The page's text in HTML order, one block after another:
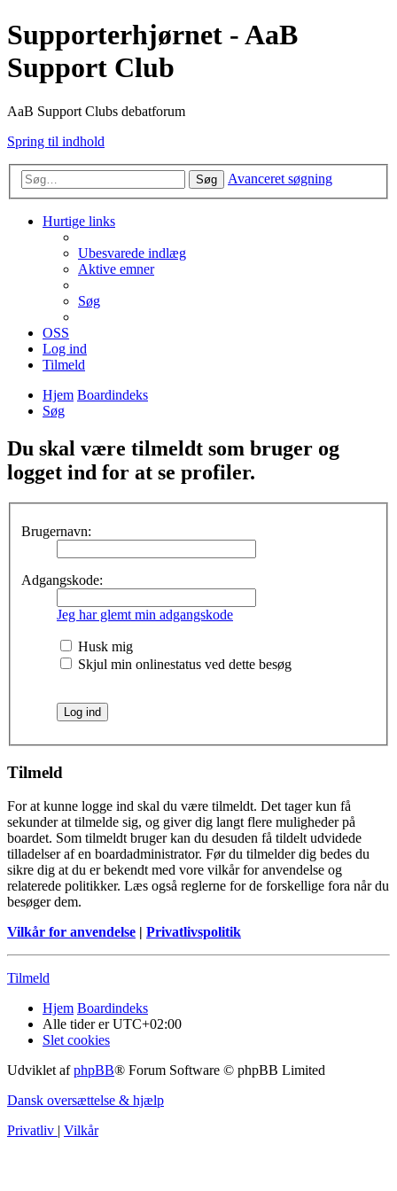
Supporterhjørnet - AaB
Support Club
AaB Support Clubs debatforum
Spring til indhold
Søg Avanceret søgning
Hurtige links
Ubesvarede indlæg
Aktive emner
Søg
OSS
Log ind
Tilmeld
Hjem Boardindeks
Søg
Du skal være tilmeldt som bruger og
logget ind for at se profiler.
Brugernavn:
Adgangskode:
Jeg har glemt min adgangskode
Husk mig
Skjul min onlinestatus ved dette besøg
Tilmeld
For at kunne logge ind skal du være tilmeldt. Det tager kun få
sekunder at tilmelde sig, og giver dig langt flere muligheder på
boardet. Som tilmeldt bruger kan du desuden få tildelt udvidede
tilladelser af en boardadministrator. Før du tilmelder dig bedes du
sikre dig at du er bekendt med vore vilkår for anvendelse og
relaterede politikker. Læs også reglerne for de forskellige fora når du
besøger dem.
Vilkår for anvendelse | Privatlivspolitik
Tilmeld
Hjem Boardindeks
Alle tider erUTC+02:00
Slet cookies
Udviklet afphpBB® Forum Software © phpBB Limited
Dansk oversættelse & hjælp
Privatliv | Vilkår